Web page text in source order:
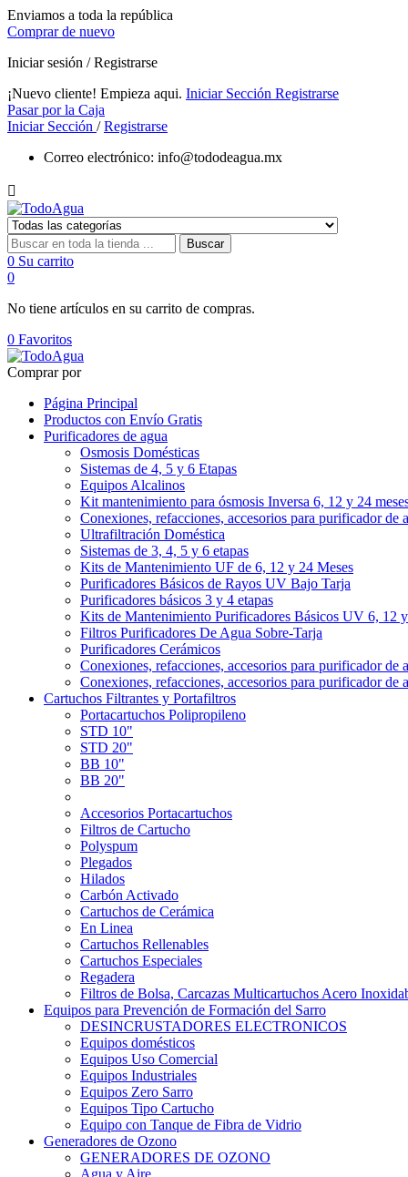
Enviamos a toda la república
Comprar de nuevo
Iniciar sesión / Registrarse
¡Nuevo cliente! Empieza aqui. Iniciar Sección Registrarse
Pasar por la Caja
Iniciar Sección /Registrarse
Correo electrónico: info@tododeagua.mx

Buscar
0 Su carrito
0
No tiene artículos en su carrito de compras.
0 Favoritos
Comprar por
Página Principal
Productos con Envío Gratis
Purificadores de agua
Osmosis Domésticas
Sistemas de 4, 5 y 6 Etapas
Equipos Alcalinos
Kit mantenimiento para ósmosis Inversa 6, 12 y 24
Conexiones, refacciones, accesorios para purificador de
Ultrafiltración Doméstica
Sistemas de 3, 4, 5 y 6 etapas
Kits de Mantenimiento UF de 6, 12 y 24 Meses
Purificadores Básicos de Rayos UV Bajo Tarja
Purificadores básicos 3 y 4 etapas
Kits de Mantenimiento Purificadores Básicos UV 6, 12
Filtros Purificadores De Agua Sobre-Tarja
Purificadores Cerámicos
Conexiones, refacciones, accesorios para purificador de
Conexiones, refacciones, accesorios para purificador de
Cartuchos Filtrantes y Portafiltros
Portacartuchos Polipropileno
STD 10"
STD 20"
BB 10"
BB 20"
Accesorios Portacartuchos
Filtros de Cartucho
Polyspum
Plegados
Hilados
Carbón Activado
Cartuchos de Cerámica
En Linea
Cartuchos Rellenables
Cartuchos Especiales
Regadera
Filtros de Bolsa, Carcazas Multicartuchos Acero
Equipos para Prevención de Formación del Sarro
DESINCRUSTADORES ELECTRONICOS
Equipos domésticos
Equipos Uso Comercial
Equipos Industriales
Equipos Zero Sarro
Equipos Tipo Cartucho
Equipo con Tanque de Fibra de Vidrio
Generadores de Ozono
GENERADORES DE OZONO
Agua y Aire